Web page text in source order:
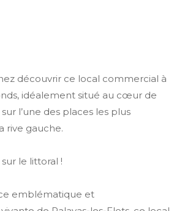
découvrir ce local commercial à
idéalement situé au cœur de
l’une des places les plus
rive gauche.
le littoral !
emblématique et